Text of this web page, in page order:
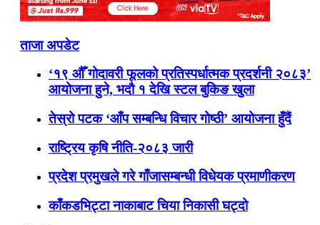
ताजा अपडेट
‘१९ औँ गोदावरी फूलको प्रतिस्पर्धात्मक प्रदर्शनी २०८३’
आयोजना हुने, भदौ १ देखि स्टल बुकिङ खुला
तेस्रो पटक ‘आँप सम्बन्धि विचार गोष्ठी’ आयोजना हुँदैं
राष्ट्रिय कृषि नीति-२०८३ जारी
प्रदेश प्रमुखले गरे गाँजासम्बन्धी विधेयक प्रमाणीकरण
काँकडभिट्टा नाकाबाट चिया निकासी घट्दो